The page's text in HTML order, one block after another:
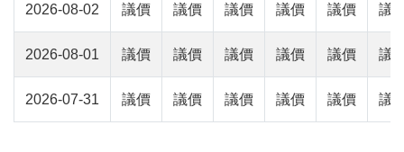
2026-08-02 議價 議價 議價 議價 議價 議
2026-08-01 議價 議價 議價 議價 議價 議
2026-07-31 議價 議價 議價 議價 議價 議